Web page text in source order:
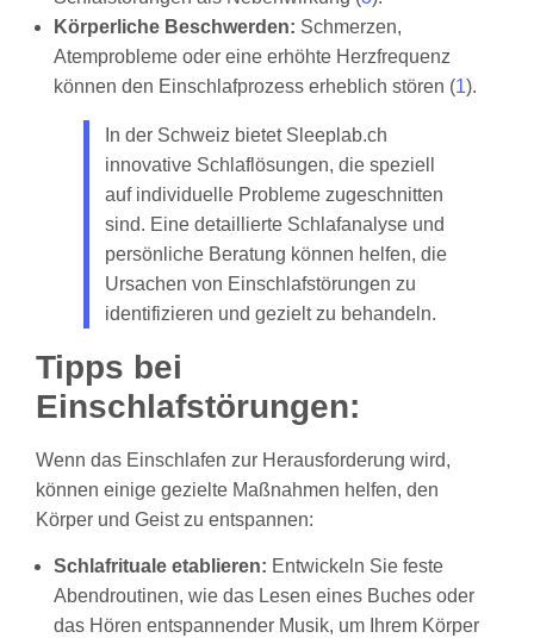
Körperliche Beschwerden: Schmerzen,
Atemprobleme oder eine erhöhte Herzfrequenz
können den Einschlafprozess erheblich stören (1).
In der Schweiz bietet Sleeplab.ch
innovative Schlaflösungen, die speziell
auf individuelle Probleme zugeschnitten
sind. Eine detaillierte Schlafanalyse und
persönliche Beratung können helfen, die
Ursachen von Einschlafstörungen zu
identifizieren und gezielt zu behandeln.
Tipps bei
Einschlafstörungen:
Wenn das Einschlafen zur Herausforderung wird,
können einige gezielte Maßnahmen helfen, den
Körper und Geist zu entspannen:
Schlafrituale etablieren: Entwickeln Sie feste
Abendroutinen, wie das Lesen eines Buches oder
das Hören entspannender Musik, um Ihrem Körper